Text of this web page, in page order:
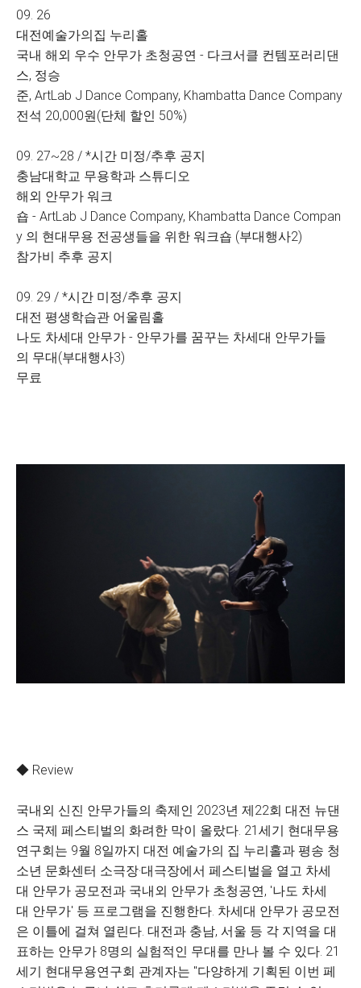
09. 26
대전예술가의집 누리홀
국내 해외 우수 안무가 초청공연 - 다크서클 컨템포러리댄
스, 정승
준, ArtLab J Dance Company, Khambatta Dance Company
전석 20,000원(단체 할인 50%)
09. 27~28 / *시간 미정/추후 공지
충남대학교 무용학과 스튜디오
해외 안무가 워크
숍 - ArtLab J Dance Company, Khambatta Dance Compan
y 의 현대무용 전공생들을 위한 워크숍 (부대행사2)
참가비 추후 공지
09. 29 / *시간 미정/추후 공지
대전 평생학습관 어울림홀
나도 차세대 안무가 - 안무가를 꿈꾸는 차세대 안무가들
의 무대(부대행사3)
무료
◆ Review
국내외 신진 안무가들의 축제인 2023년 제22회 대전 뉴댄
스 국제 페스티벌의 화려한 막이 올랐다. 21세기 현대무용
연구회는 9월 8일까지 대전 예술가의 집 누리홀과 평송 청
소년 문화센터 소극장·대극장에서 페스티벌을 열고 차세
대 안무가 공모전과 국내외 안무가 초청공연, '나도 차세
대 안무가' 등 프로그램을 진행한다. 차세대 안무가 공모전
은 이틀에 걸쳐 열린다. 대전과 충남, 서울 등 각 지역을 대
표하는 안무가 8명의 실험적인 무대를 만나 볼 수 있다. 21
세기 현대무용연구회 관계자는 "다양하게 기획된 이번 페